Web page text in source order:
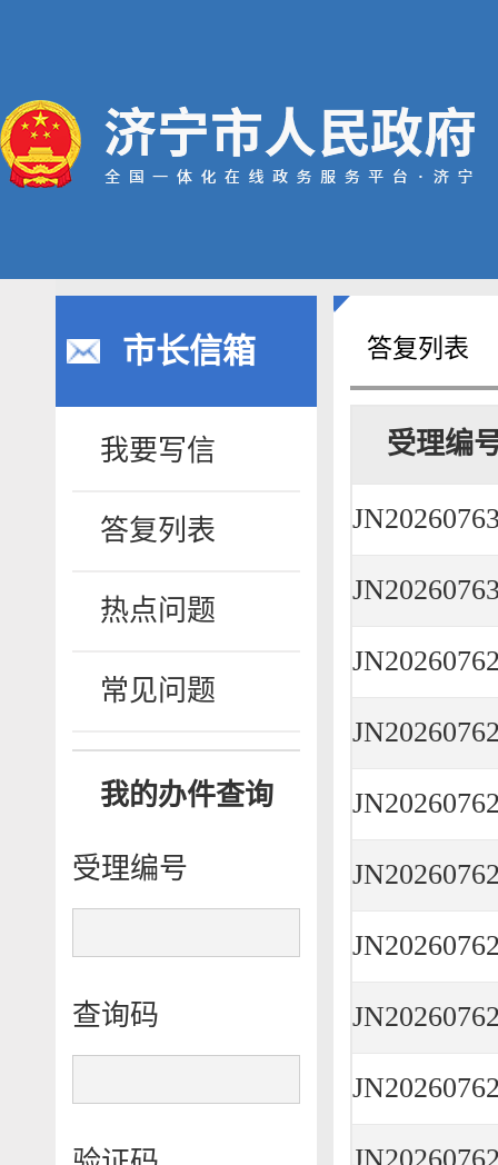
市长信箱
我要写信
答复列表
热点问题
常见问题
我的办件查询
受理编号
查询码
答复列表
受理编